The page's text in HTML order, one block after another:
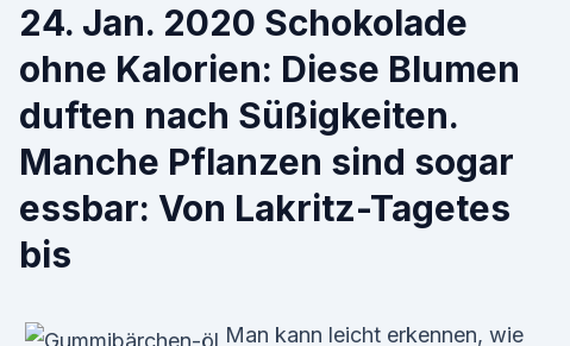
24. Jan. 2020 Schokolade
ohne Kalorien: Diese Blumen
duften nach Süßigkeiten.
Manche Pflanzen sind sogar
essbar: Von Lakritz-Tagetes
bis
Man kann leicht erkennen, wie